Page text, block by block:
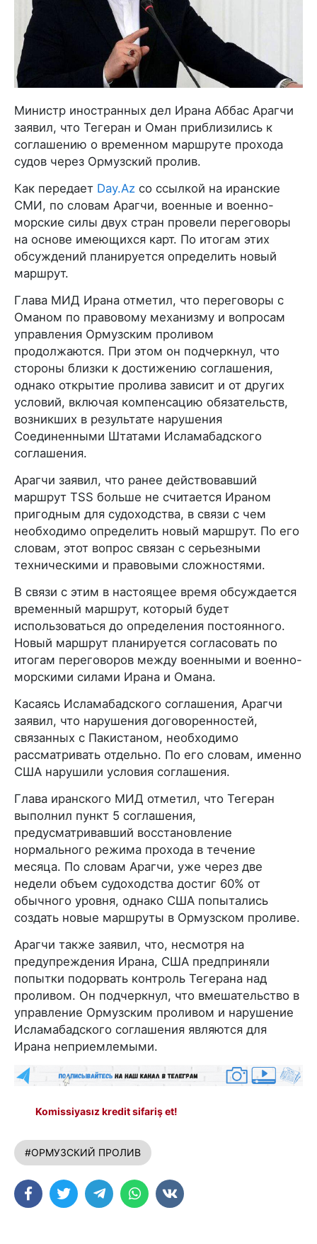
Министр иностранных дел Ирана Аббас Арагчи
заявил, что Тегеран и Оман приблизились к
соглашению о временном маршруте прохода
судов через Ормузский пролив.
Как передает Day.Az со ссылкой на иранские
СМИ, по словам Арагчи, военные и военно-
морские силы двух стран провели переговоры
на основе имеющихся карт. По итогам этих
обсуждений планируется определить новый
маршрут.
Глава МИД Ирана отметил, что переговоры с
Оманом по правовому механизму и вопросам
управления Ормузским проливом
продолжаются. При этом он подчеркнул, что
стороны близки к достижению соглашения,
однако открытие пролива зависит и от других
условий, включая компенсацию обязательств,
возникших в результате нарушения
Соединенными Штатами Исламабадского
соглашения.
Арагчи заявил, что ранее действовавший
маршрут TSS больше не считается Ираном
пригодным для судоходства, в связи с чем
необходимо определить новый маршрут. По его
словам, этот вопрос связан с серьезными
техническими и правовыми сложностями.
В связи с этим в настоящее время обсуждается
временный маршрут, который будет
использоваться до определения постоянного.
Новый маршрут планируется согласовать по
итогам переговоров между военными и военно-
морскими силами Ирана и Омана.
Касаясь Исламабадского соглашения, Арагчи
заявил, что нарушения договоренностей,
связанных с Пакистаном, необходимо
рассматривать отдельно. По его словам, именно
США нарушили условия соглашения.
Глава иранского МИД отметил, что Тегеран
выполнил пункт 5 соглашения,
предусматривавший восстановление
нормального режима прохода в течение
месяца. По словам Арагчи, уже через две
недели объем судоходства достиг 60% от
обычного уровня, однако США попытались
создать новые маршруты в Ормузском проливе.
Арагчи также заявил, что, несмотря на
предупреждения Ирана, США предприняли
попытки подорвать контроль Тегерана над
проливом. Он подчеркнул, что вмешательство в
управление Ормузским проливом и нарушение
Исламабадского соглашения являются для
Ирана неприемлемыми.
Komissiyasız kredit sifariş et!
#ОРМУЗСКИЙ ПРОЛИВ